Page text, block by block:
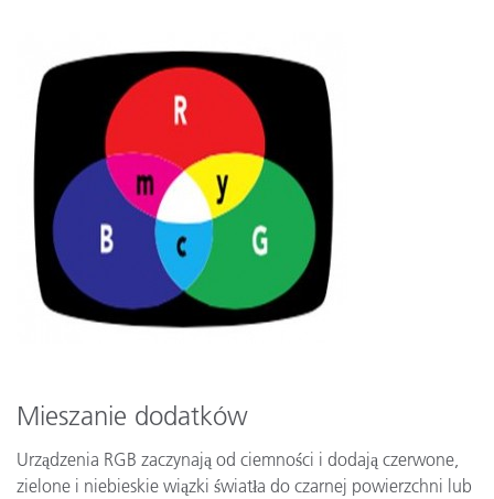
Mieszanie dodatków
Urządzenia RGB zaczynają od ciemności i dodają czerwone,
zielone i niebieskie wiązki światła do czarnej powierzchni lub